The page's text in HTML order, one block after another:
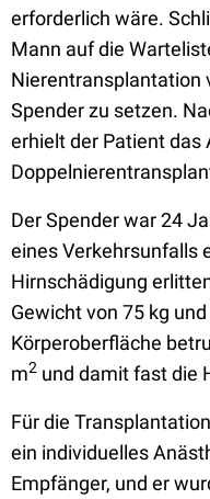
erforderlich wäre.
Mann auf die
Nierentransplantation
Spender zu setzen.
erhielt der Patient das
Der Spender war 24
eines Verkehrsunfalls
Hirnschädigung
Gewicht von 75 kg
Körperoberfläche
m2 und damit fast die
Für die
ein individuelles
Empfänger, und er